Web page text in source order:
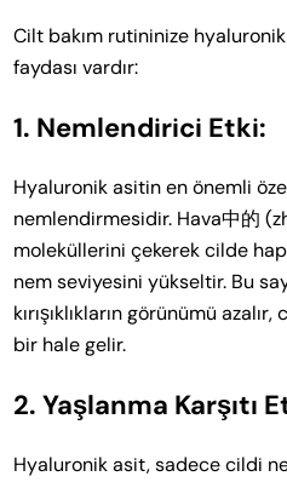
Cilt bakım rutininize
faydası vardır:
1. Nemlendirici Etki:
Hyaluronik asitin en önemli
nemlendirmesidir. Hava中的
moleküllerini çekerek cilde
nem seviyesini yükseltir. Bu
kırışıklıkların görünümü
bir hale gelir.
2. Yaşlanma Karşıtı
Hyaluronik asit, sadece cildi